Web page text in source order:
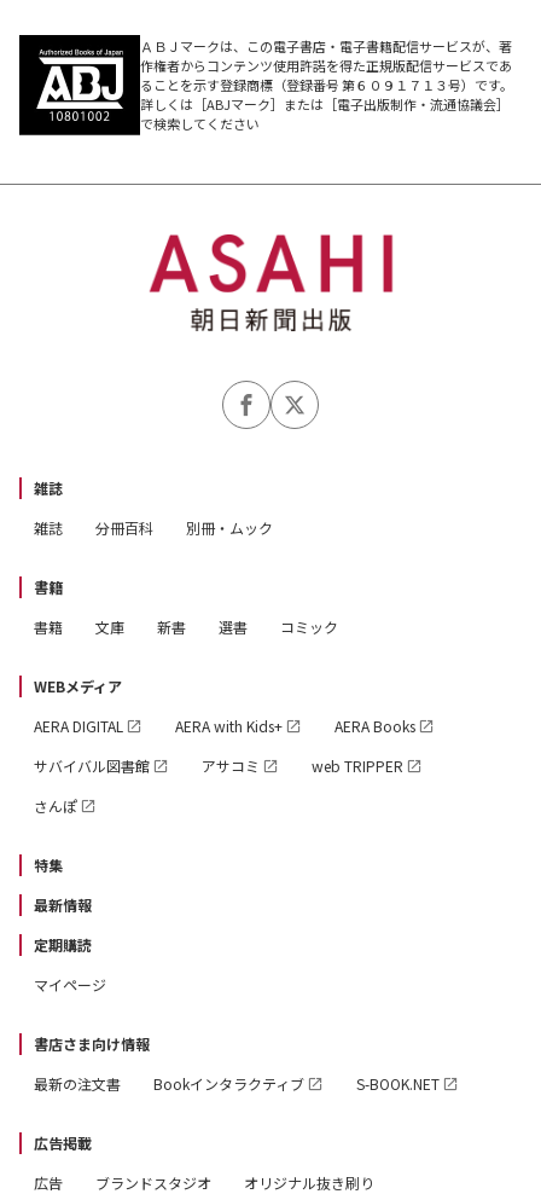
ＡＢＪマークは、この電子書店・電子書籍配信サービスが、著
作権者からコンテンツ使用許諾を得た正規版配信サービスであ
ることを示す登録商標（登録番号 第６０９１７１３号）です。
詳しくは［ABJマーク］または［電子出版制作・流通協議会］
で検索してください
雑誌
雑誌
分冊百科 別冊・ムック
書籍
書籍
文庫 新書 選書 コミック
WEBメディア
AERA DIGITAL
AERA with Kids+
AERA Books
サバイバル図書館
アサコミ
web TRIPPER
さんぽ
特集
最新情報
定期購読
マイページ
書店さま向け情報
最新の注文書
Bookインタラクティブ S-BOOK.NET
広告掲載
広告
ブランドスタジオ オリジナル抜き刷り